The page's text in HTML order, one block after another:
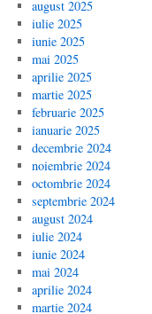
august 2025
iulie 2025
iunie 2025
mai 2025
aprilie 2025
martie 2025
februarie 2025
ianuarie 2025
decembrie 2024
noiembrie 2024
octombrie 2024
septembrie 2024
august 2024
iulie 2024
iunie 2024
mai 2024
aprilie 2024
martie 2024